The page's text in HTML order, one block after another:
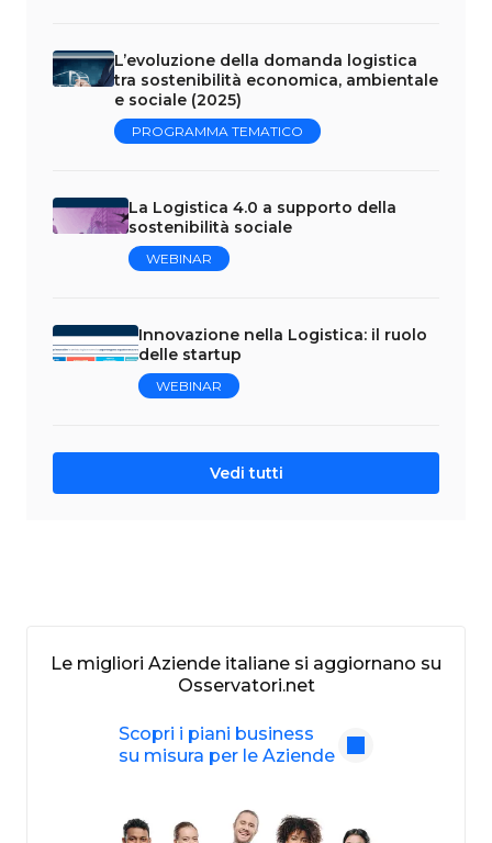
L’evoluzione della domanda logistica
tra sostenibilità economica, ambientale
e sociale (2025)
PROGRAMMA TEMATICO
La Logistica 4.0 a supporto della
sostenibilità sociale
WEBINAR
Innovazione nella Logistica: il ruolo
delle startup
WEBINAR
Vedi tutti
Le migliori Aziende italiane si aggiornano su
Osservatori.net
Scopri i piani business
su misura per le Aziende